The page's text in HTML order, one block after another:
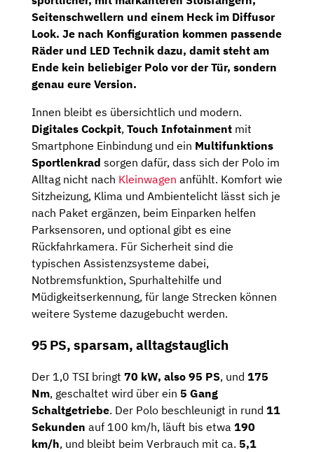
Seitenschwellern und einem Heck im Diffusor
Look. Je nach Konfiguration kommen passende
Räder und LED Technik dazu, damit steht am
Ende kein beliebiger Polo vor der Tür, sondern
genau eure Version.
Innen bleibt es übersichtlich und modern.
Digitales Cockpit, Touch Infotainment mit
Smartphone Einbindung und ein Multifunktions
Sportlenkrad sorgen dafür, dass sich der Polo im
Alltag nicht nach Kleinwagen anfühlt. Komfort wie
Sitzheizung, Klima und Ambientelicht lässt sich je
nach Paket ergänzen, beim Einparken helfen
Parksensoren, und optional gibt es eine
Rückfahrkamera. Für Sicherheit sind die
typischen Assistenzsysteme dabei,
Notbremsfunktion, Spurhaltehilfe und
Müdigkeitserkennung, für lange Strecken können
weitere Systeme dazugebucht werden.
95 PS, sparsam, alltagstauglich
Der 1,0 TSI bringt 70 kW, also 95 PS, und 175
Nm, geschaltet wird über ein 5 Gang
Schaltgetriebe. Der Polo beschleunigt in rund 11
Sekunden auf 100 km/h, läuft bis etwa 190
km/h, und bleibt beim Verbrauch mit ca. 5,1